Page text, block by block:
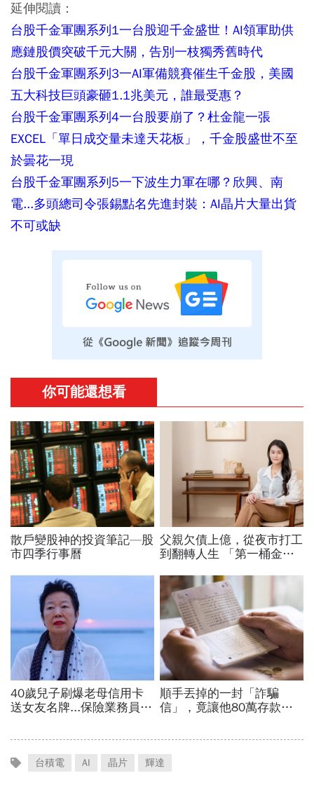
延伸閱讀：
台股千金軍團系列1一台股迎千金盛世！AI領軍助供
應鏈股價突破千元大關，告別一枝獨秀舊時代
台股千金軍團系列3一AI軍備競賽催生千金股，美國
五大科技巨頭豪砸1.1兆美元，誰最受惠？
台股千金軍團系列4一台股要崩了？杜金龍一張
EXCEL「單日成交量未達天花板」，千金股盛世不至
於曇花一現
台股千金軍團系列5一下波生力軍在哪？欣興、南
電...多頭總司令張錫點名先進封裝：AI晶片大量出貨
不可或缺
台積電 AI 晶片 輝達